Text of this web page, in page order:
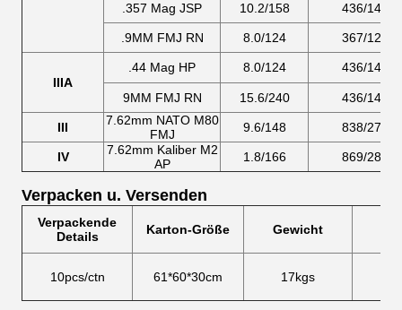
.357 Mag JSP 10.2/158 436/1430
.9MM FMJ RN 8.0/124 367/1205
IIIA
.44 Mag HP 8.0/124 436/1430
9MM FMJ RN 15.6/240 436/1430
III
7.62mm NATO M80
FMJ
9.6/148 838/2780
IV
7.62mm Kaliber M2
AP
1.8/166 869/2880
Verpacken u. Versenden
Verpackende
Details
Karton-Größe Gewicht
10pcs/ctn 61*60*30cm 17kgs